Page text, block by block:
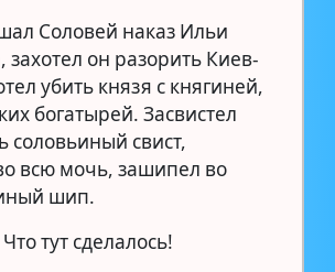
Соловей наказ Ильи
он разорить Киев-
убить князя с княгиней,
богатырей. Засвистел
соловьиный свист,
всю мочь, зашипел во
шип.
Что тут сделалось!